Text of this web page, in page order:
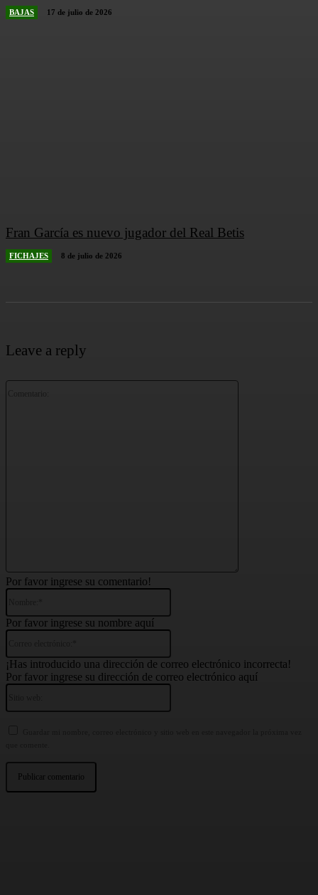
BAJAS 17 de julio de 2026
Fran García es nuevo jugador del Real Betis
FICHAJES 8 de julio de 2026
Leave a reply
Comentario:
Por favor ingrese su comentario!
Por favor ingrese su nombre aquí
¡Has introducido una dirección de correo electrónico incorrecta!
Por favor ingrese su dirección de correo electrónico aquí